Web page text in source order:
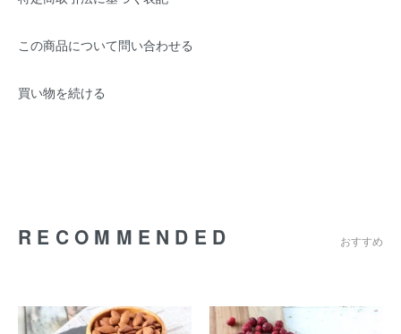
この商品について問い合わせる
買い物を続ける
RECOMMENDED おすすめ